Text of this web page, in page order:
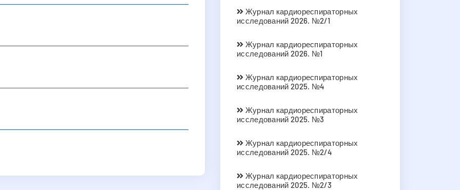
Журнал кардиореспираторных
исследований 2026. №2/1
Журнал кардиореспираторных
исследований 2026. №1
Журнал кардиореспираторных
исследований 2025. №4
Журнал кардиореспираторных
исследований 2025. №3
Журнал кардиореспираторных
исследований 2025. №2/4
Журнал кардиореспираторных
исследований 2025. №2/3